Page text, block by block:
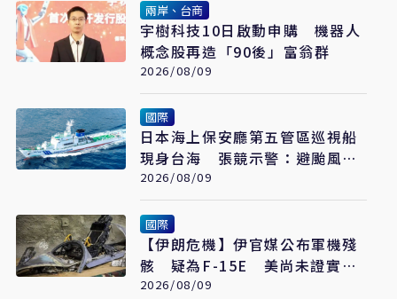
兩岸、台商
宇樹科技10日啟動申購 機器人
概念股再造「90後」富翁群
2026/08/09
國際
日本海上保安廳第五管區巡視船
現身台海 張競示警：避颱風也
要關注航行動向
2026/08/09
國際
【伊朗危機】伊官媒公布軍機殘
骸 疑為F-15E 美尚未證實遭
擊落
2026/08/09